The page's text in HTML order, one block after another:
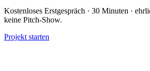
Kostenloses Erstgespräch · 30 Minuten ·
keine Pitch-Show.
Projekt starten